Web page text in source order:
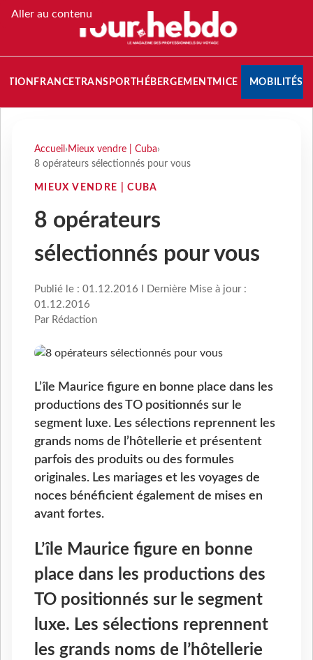
Aller au contenu
FRANCETRANSPORT HÉBERGEMENTMICE MOBILITÉS
Accueil › Mieux vendre | Cuba›
8 opérateurs sélectionnés pour vous
MIEUX VENDRE | CUBA
8 opérateurs
sélectionnés pour vous
Publié le : 01.12.2016 I Dernière Mise à jour :
01.12.2016
Par Rédaction
L’île Maurice figure en bonne place dans les
productions des TO positionnés sur le
segment luxe. Les sélections reprennent les
grands noms de l’hôtellerie et présentent
parfois des produits ou des formules
originales. Les mariages et les voyages de
noces bénéficient également de mises en
avant fortes.
L’île Maurice figure en bonne
place dans les productions des
TO positionnés sur le segment
luxe. Les sélections reprennent
les grands noms de l’hôtellerie